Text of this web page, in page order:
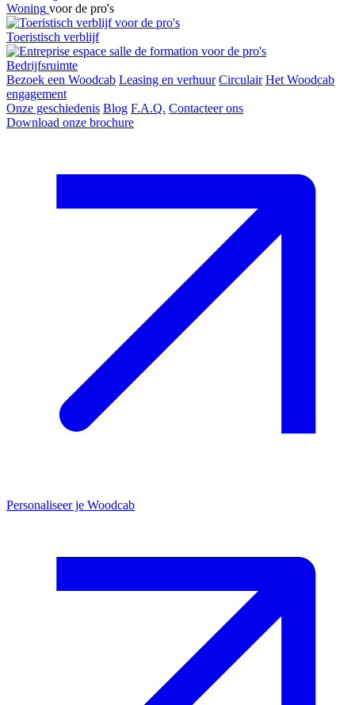
Woning voor de pro's
voor de pro's
Toeristisch verblijf
voor de pro's
Bedrijfsruimte
Bezoek een Woodcab Leasing en verhuur Circulair Het Woodcab
engagement
Onze geschiedenis Blog F.A.Q. Contacteer ons
Download onze brochure
Personaliseer je Woodcab